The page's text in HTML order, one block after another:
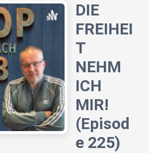
DIE
FREIHEI
T
NEHM
ICH
MIR!
(Episod
e 225)